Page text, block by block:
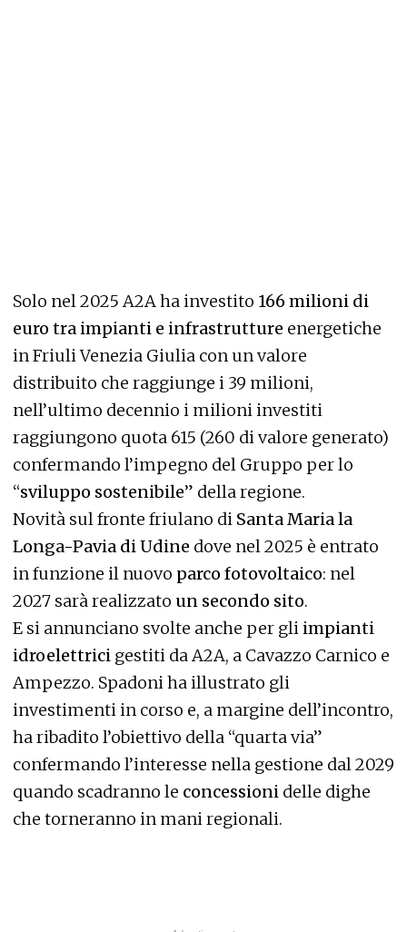
Solo nel 2025 A2A ha investito 166 milioni di
euro tra impianti e infrastrutture energetiche
in Friuli Venezia Giulia con un valore
distribuito che raggiunge i 39 milioni,
nell’ultimo decennio i milioni investiti
raggiungono quota 615 (260 di valore generato)
confermando l’impegno del Gruppo per lo
“sviluppo sostenibile” della regione.
Novità sul fronte friulano di Santa Maria la
Longa-Pavia di Udine dove nel 2025 è entrato
in funzione il nuovo parco fotovoltaico: nel
2027 sarà realizzato un secondo sito.
E si annunciano svolte anche per gli impianti
idroelettrici gestiti da A2A, a Cavazzo Carnico e
Ampezzo. Spadoni ha illustrato gli
investimenti in corso e, a margine dell’incontro,
ha ribadito l’obiettivo della “quarta via”
confermando l’interesse nella gestione dal 2029
quando scadranno le concessioni delle dighe
che torneranno in mani regionali.